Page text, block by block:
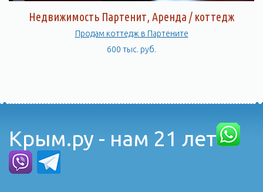
Недвижимость Партенит, Аренда / коттедж
Продам коттедж в Партените
600 тыс. руб.
Крым.ру - нам 21 лет